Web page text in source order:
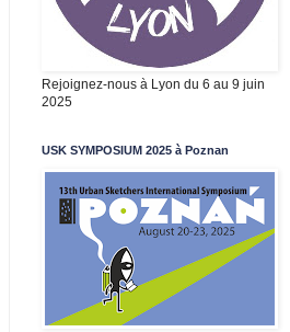
Rejoignez-nous à Lyon du 6 au 9 juin
2025
USK SYMPOSIUM 2025 à Poznan